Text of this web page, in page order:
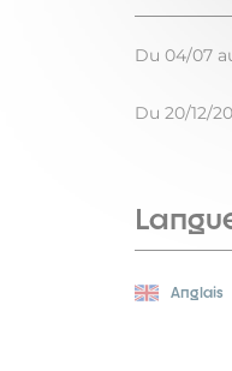
Du 04/07
Du 20/12/
Anglais